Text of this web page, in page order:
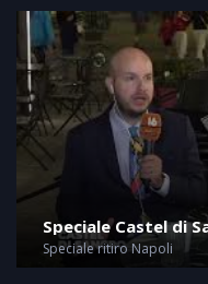
Speciale Castel di
2026
Speciale ritiro Napoli